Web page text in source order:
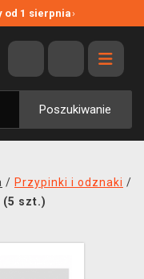
od 1 sierpnia›
Poszukiwanie
/ Przypinki i odznaki /
(5 szt.)